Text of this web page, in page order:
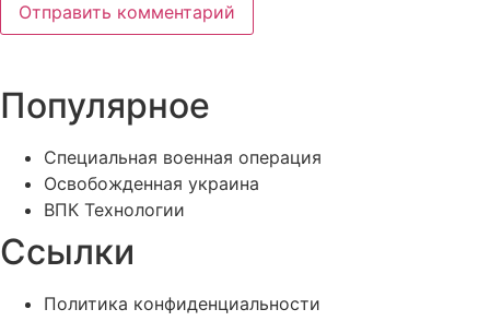
Популярное
Специальная военная операция
Освобожденная украина
ВПК Технологии
Ссылки
Политика конфиденциальности